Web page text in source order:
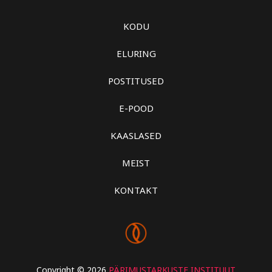
KODU
ELURING
POSTITUSED
E-POOD
KAASLASED
MEIST
KONTAKT